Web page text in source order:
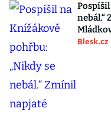
nebál.“
Blesk.cz